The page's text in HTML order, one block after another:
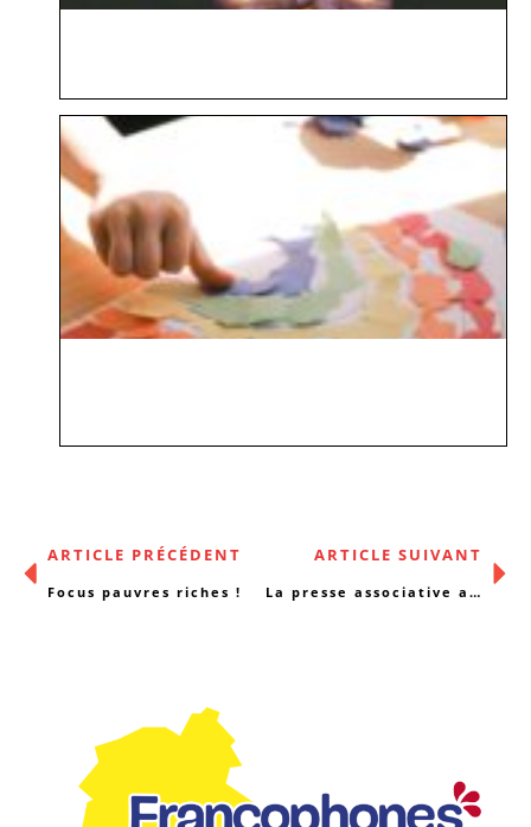
ARTICLE PRÉCÉDENT
Focus pauvres riches !
ARTICLE SUIVANT
La presse associative a aussi besoin d’abonnés